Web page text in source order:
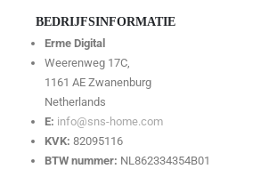
BEDRIJFSINFORMATIE
Erme Digital
Weerenweg 17C,
1161 AE Zwanenburg
Netherlands
E: info@sns-home.com
KVK: 82095116
BTW nummer: NL862334354B01